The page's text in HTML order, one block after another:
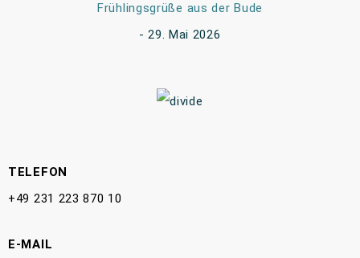
Frühlingsgrüße aus der Bude
29. Mai 2026
TELEFON
+49 231 223 870 10
E-MAIL